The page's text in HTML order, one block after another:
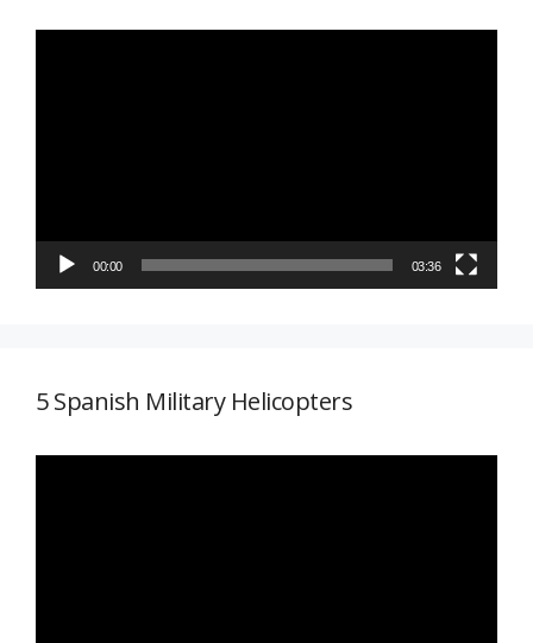
00:00 03:36
5 Spanish Military Helicopters